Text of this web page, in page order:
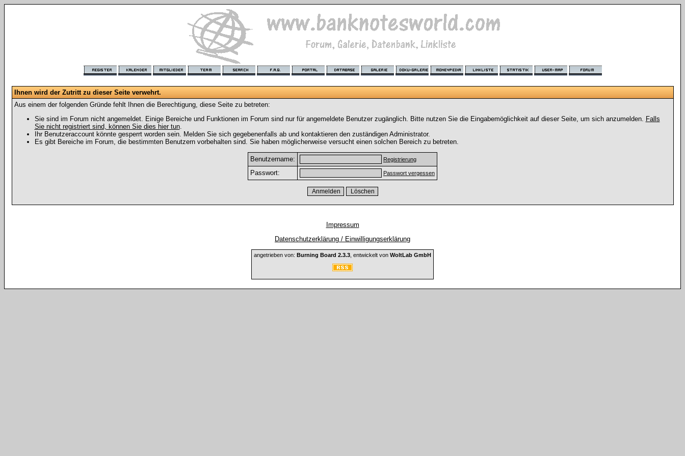
Ihnen wird der Zutritt zu dieser Seite verwehrt.
Aus einem der folgenden Gründe fehlt Ihnen die Berechtigung, diese Seite zu betreten:
Sie sind im Forum nicht angemeldet. Einige Bereiche und Funktionen im Forum sind nur für angemeldete Benutzer zugänglich. Bitte nutzen Sie die Eingabemöglichkeit auf dieser Seite, um sich anzumelden. Falls
Sie nicht registriert sind, können Sie dies hier tun.
Ihr Benutzeraccount könnte gesperrt worden sein. Melden Sie sich gegebenenfalls ab und kontaktieren den zuständigen Administrator.
Es gibt Bereiche im Forum, die bestimmten Benutzern vorbehalten sind. Sie haben möglicherweise versucht einen solchen Bereich zu betreten.
Benutzername: Registrierung
Passwort: Passwort vergessen
Impressum
Datenschutzerklärung / Einwilligungserklärung
angetrieben von: Burning Board 2.3.3 , entwickelt von WoltLab GmbH